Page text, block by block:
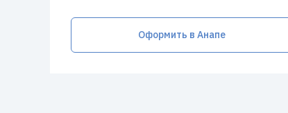
Оформить в Анапе